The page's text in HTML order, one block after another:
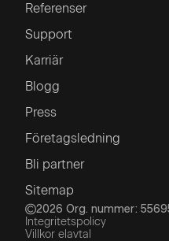
Referenser
Support
Karriär
Blogg
Press
Företagsledning
Bli partner
Sitemap
2026 Org. nummer:
Integritetspolicy
Villkor elavtal